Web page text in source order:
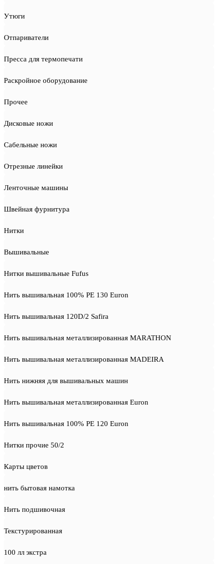
Утюги
Отпариватели
Пресса для термопечати
Раскройное оборудование
Прочее
Дисковые ножи
Сабельные ножи
Отрезные линейки
Ленточные машины
Швейная фурнитура
Нитки
Вышивальные
Нитки вышивальные Fufus
Нить вышивальная 100% PE 130 Euron
Нить вышивальная 120D/2 Safira
Нить вышивальная металлизированная MARATHON
Нить вышивальная металлизированная MADEIRA
Нить нижняя для вышивальных машин
Нить вышивальная металлизированная Euron
Нить вышивальная 100% PE 120 Euron
Нитки прочие 50/2
Карты цветов
нить бытовая намотка
Нить подшивочная
Текстурированная
100 лл экстра